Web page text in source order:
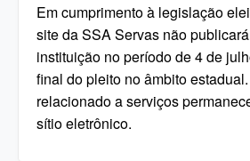
Em cumprimento à legislação
site da SSA Servas não
instituição no período de 4 de
final do pleito no âmbito
relacionado a serviços
sítio eletrônico.